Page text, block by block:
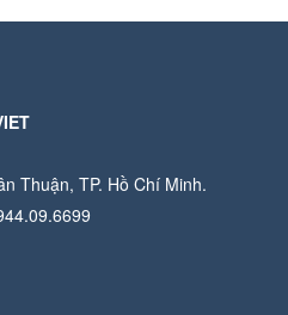
Thuận, TP. Hồ Chí Minh.